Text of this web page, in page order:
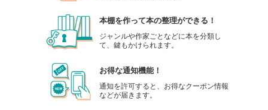
本棚を作って本の整理ができる！
ジャンルや作家ごとなどに本を分類し
て、鍵もかけられます。
お得な通知機能！
通知を許可すると、お得なクーポン情報
などが届きます。